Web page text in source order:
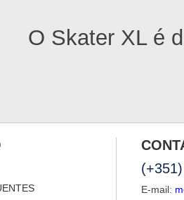
O Skater XL é
E-mail: